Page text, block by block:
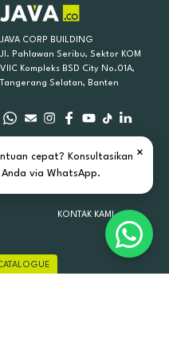
JAVA CORP BUILDING
Jl. Pahlawan Seribu, Sektor KOM
VIIC Kompleks BSD City No.01A,
Tangerang Selatan, Banten
INSPIRASI
KONTAK KAMI
×
cepat? Konsultasikan
via WhatsApp.